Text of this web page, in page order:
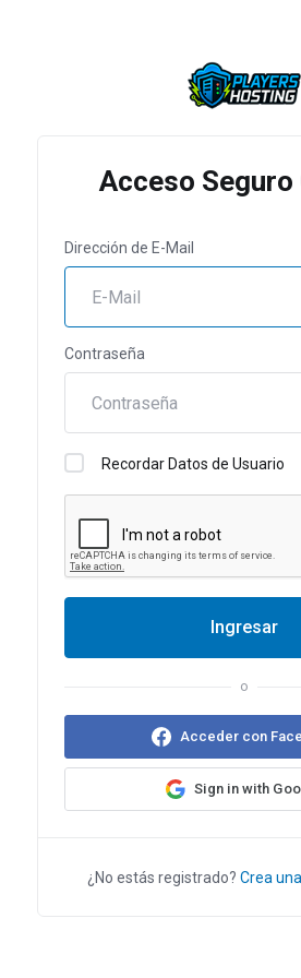
Acceso Seguro
Dirección de E-Mail
Contraseña
Recordar Datos de Usuario
Ingresar
o
Acceder con
Sign in with
¿No estás registrado? Crea